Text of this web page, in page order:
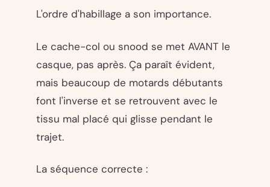
L'ordre d'habillage a son importance.
Le cache-col ou snood se met AVANT le
casque, pas après. Ça paraît évident,
mais beaucoup de motards débutants
font l'inverse et se retrouvent avec le
tissu mal placé qui glisse pendant le
trajet.
La séquence correcte :